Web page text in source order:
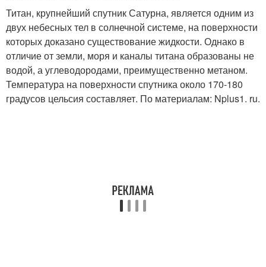
Титан, крупнейший спутник Сатурна, является одним из
двух небесных тел в солнечной системе, на поверхности
которых доказано существование жидкости. Однако в
отличие от земли, моря и каналы титана образованы не
водой, а углеводородами, преимущественно метаном.
Температура на поверхности спутника около 170-180
градусов цельсия составляет. По материалам: Nplus1. ru.